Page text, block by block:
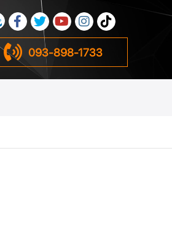
093-898-1733